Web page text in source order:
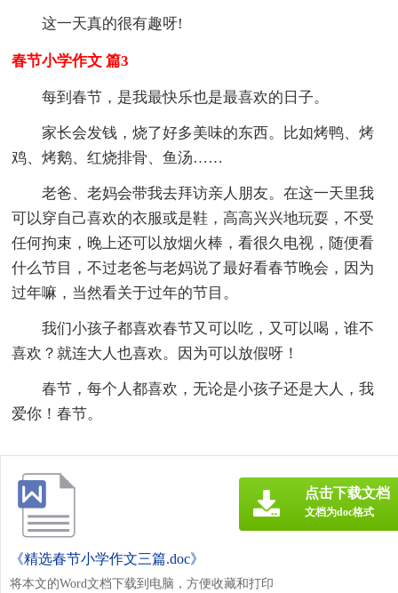
这一天真的很有趣呀!
春节小学作文 篇3
每到春节，是我最快乐也是最喜欢的日子。
家长会发钱，烧了好多美味的东西。比如烤鸭、烤
鸡、烤鹅、红烧排骨、鱼汤……
老爸、老妈会带我去拜访亲人朋友。在这一天里我
可以穿自己喜欢的衣服或是鞋，高高兴兴地玩耍，不受
任何拘束，晚上还可以放烟火棒，看很久电视，随便看
什么节目，不过老爸与老妈说了最好看春节晚会，因为
过年嘛，当然看关于过年的节目。
我们小孩子都喜欢春节又可以吃，又可以喝，谁不
喜欢？就连大人也喜欢。因为可以放假呀！
春节，每个人都喜欢，无论是小孩子还是大人，我
爱你！春节。
《精选春节小学作文三篇.doc》
将本文的Word文档下载到电脑，方便收藏和打印
点击下载文档
文档为doc格式